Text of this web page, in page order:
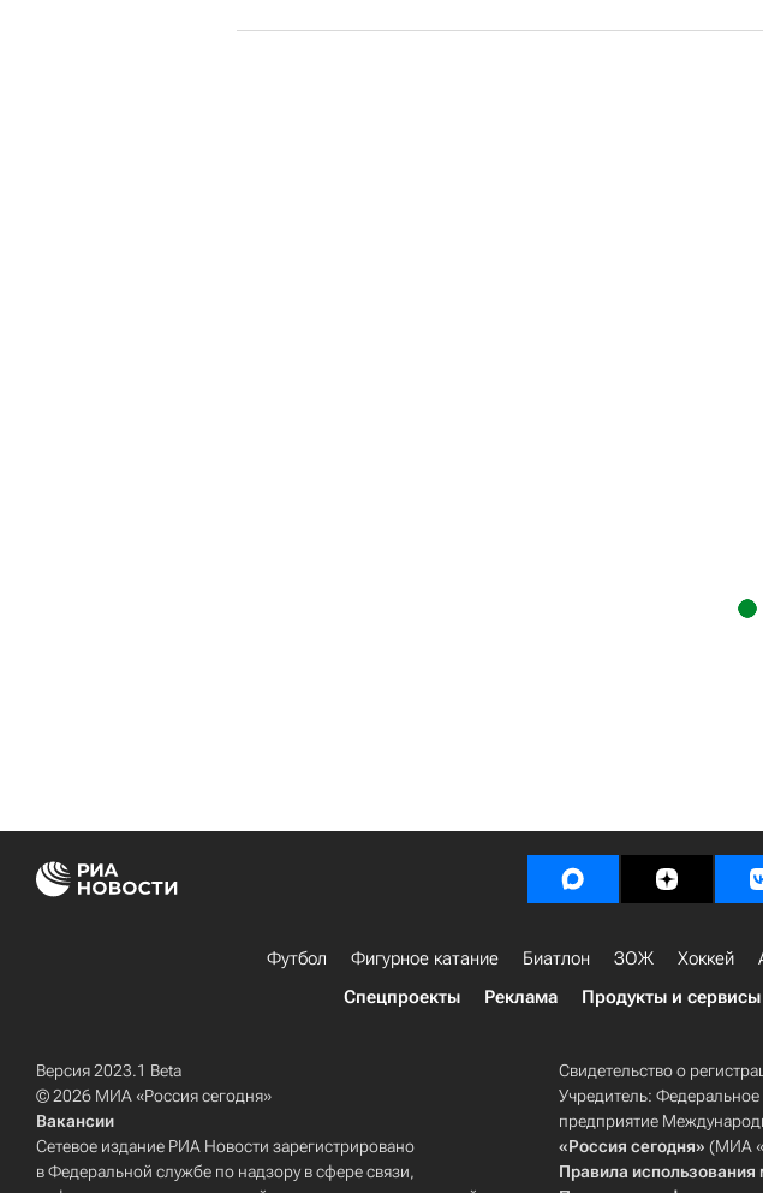
Футбол Фигурное катание Биатлон ЗОЖ Хоккей
Спецпроекты
Реклама Продукты и сервисы
Версия 2023.1 Beta
© 2026 МИА «Россия сегодня»
Вакансии
Сетевое издание РИА Новости зарегистрировано
в Федеральной службе по надзору в сфере связи,
Свидетельство о
Учредитель: Федеральное
предприятие
«Россия сегодня» (МИА
Правила использования